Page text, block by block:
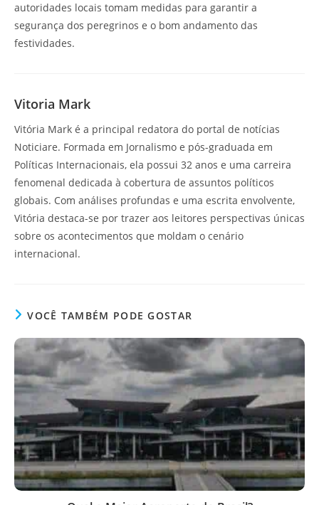
autoridades locais tomam medidas para garantir a
segurança dos peregrinos e o bom andamento das
festividades.
Vitoria Mark
Vitória Mark é a principal redatora do portal de notícias
Noticiare. Formada em Jornalismo e pós-graduada em
Políticas Internacionais, ela possui 32 anos e uma carreira
fenomenal dedicada à cobertura de assuntos políticos
globais. Com análises profundas e uma escrita envolvente,
Vitória destaca-se por trazer aos leitores perspectivas únicas
sobre os acontecimentos que moldam o cenário
internacional.
VOCÊ TAMBÉM PODE GOSTAR